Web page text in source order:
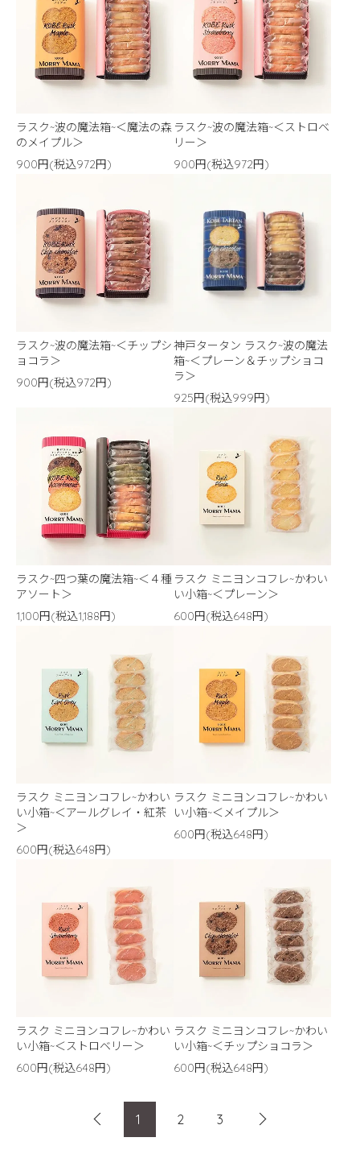
ラスク~波の魔法箱~＜魔法の森
のメイプル＞
900円(税込972円)
ラスク~波の魔法箱~＜ストロベ
リー＞
900円(税込972円)
ラスク~波の魔法箱~＜チップシ
ョコラ＞
900円(税込972円)
神戸タータン ラスク~波の魔法
箱~＜プレーン＆チップショコ
ラ＞
925円(税込999円)
ラスク~四つ葉の魔法箱~＜４種
アソート＞
1,100円(税込1,188円)
ラスク ミニヨンコフレ~かわい
い小箱~＜プレーン＞
600円(税込648円)
ラスク ミニヨンコフレ~かわい
い小箱~＜アールグレイ・紅茶
＞
600円(税込648円)
ラスク ミニヨンコフレ~かわい
い小箱~＜メイプル＞
600円(税込648円)
ラスク ミニヨンコフレ~かわい
い小箱~＜ストロベリー＞
600円(税込648円)
ラスク ミニヨンコフレ~かわい
い小箱~＜チップショコラ＞
600円(税込648円)
1 2 3